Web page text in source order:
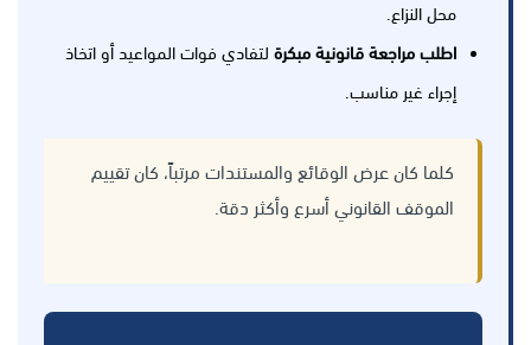
محل النزاع.
اطلب مراجعة قانونية مبكرة لتفادي فوات المواعيد أو اتخاذ
إجراء غير مناسب.
كلما كان عرض الوقائع والمستندات مرتباً، كان تقييم
الموقف القانوني أسرع وأكثر دقة.